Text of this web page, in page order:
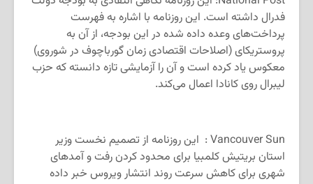
فدرال داشته است. این روزنامه با اشاره به فهرست
پرداخت‌های وعده داده شده در این بودجه، از آن به
پروستریکای (اصلاحات اقتصادی زمان گورباچوف در شوروی)
معکوس یاد کرده است و آن را آزمایشی تازه دانسته که حزب
لیبرال روی کانادا اعمال می‌کند.
Vancouver Sun : این روزنامه از تصمیم نخست وزیر
استان بریتیش کلمبیا برای محدود کردن رفت و آمدهای
شهری برای کاهش سرعت روند انتشار ویروس خبر داده